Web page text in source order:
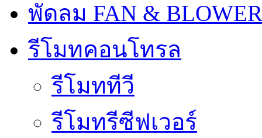
พัดลม FAN & BLOWER
รีโมทคอนโทรล
รีโมททีวี
รีโมทรีซีฟเวอร์